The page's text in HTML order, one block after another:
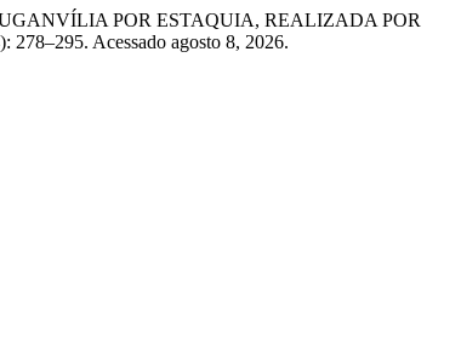
POR ESTAQUIA, REALIZADA POR
278–295. Acessado agosto 8, 2026.